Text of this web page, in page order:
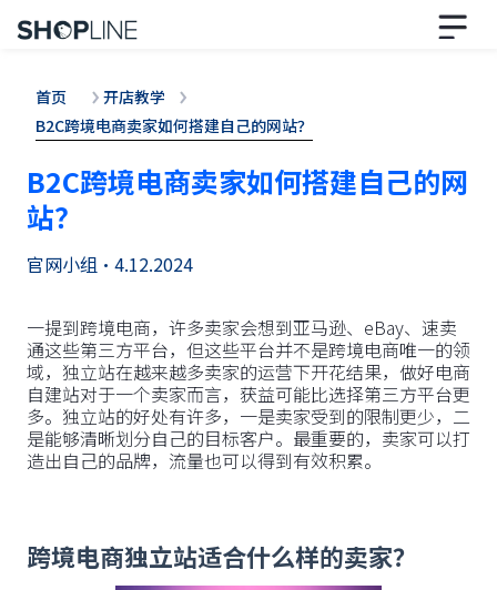
首页
开店教学
B2C跨境电商卖家如何搭建自己的网站？
B2C跨境电商卖家如何搭建自己的网
站？
官网小组 • 4.12.2024
一提到跨境电商，许多卖家会想到亚马逊、eBay、速卖
通这些第三方平台，但这些平台并不是跨境电商唯一的领
域，独立站在越来越多卖家的运营下开花结果，做好电商
自建站对于一个卖家而言，获益可能比选择第三方平台更
多。独立站的好处有许多，一是卖家受到的限制更少，二
是能够清晰划分自己的目标客户。最重要的，卖家可以打
造出自己的品牌，流量也可以得到有效积累。
跨境电商独立站适合什么样的卖家？